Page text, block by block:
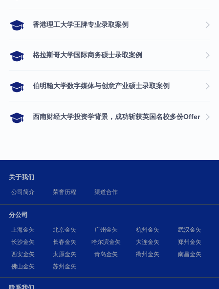
香港理工大学王牌专业录取案例
格拉斯哥大学国际商务硕士录取案例
伯明翰大学数字媒体与创意产业硕士录取案例
西南财经大学投资学背景，成功斩获英国名校多份Offer
关于我们
公司简介 荣誉历程 渠道合作
分公司
上海金矢 北京金矢 广州金矢 杭州金矢
武汉金矢
长沙金矢
长春金矢 哈尔滨金矢 大连金矢
郑州金矢
西安金矢
太原金矢 青岛金矢 衢州金矢
南昌金矢
佛山金矢
苏州金矢